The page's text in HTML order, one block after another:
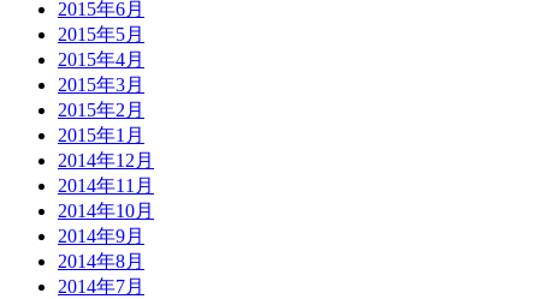
2015年6月
2015年5月
2015年4月
2015年3月
2015年2月
2015年1月
2014年12月
2014年11月
2014年10月
2014年9月
2014年8月
2014年7月